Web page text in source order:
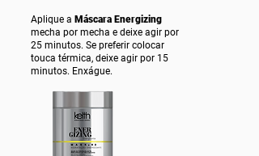
Aplique a Máscara Energizing
mecha por mecha e deixe agir por
25 minutos. Se preferir colocar
touca térmica, deixe agir por 15
minutos. Enxágue.